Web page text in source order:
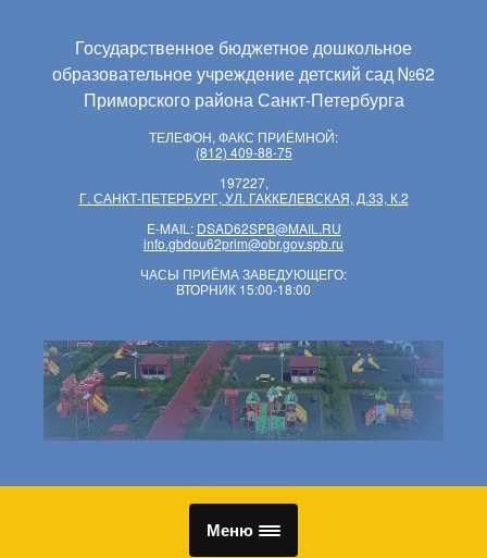
Государственное бюджетное дошкольное
образовательное учреждение детский сад №62
Приморского района Санкт-Петербурга
ТЕЛЕФОН, ФАКС ПРИЁМНОЙ:
(812) 409-88-75
197227,
Г. САНКТ-ПЕТЕРБУРГ, УЛ. ГАККЕЛЕВСКАЯ, Д.33, К.2
E-MAIL: DSAD62SPB@MAIL.RU
info.gbdou62prim@obr.gov.spb.ru
ЧАСЫ ПРИЁМА ЗАВЕДУЮЩЕГО:
ВТОРНИК 15:00-18:00
Меню